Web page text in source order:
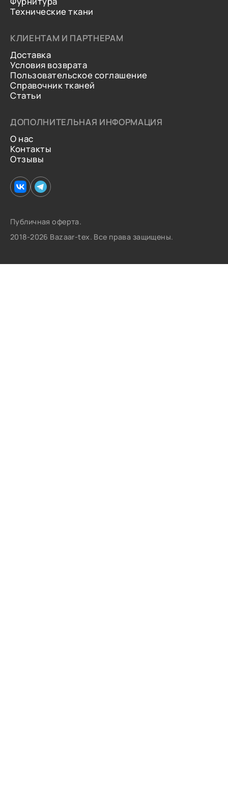
Технические ткани
КЛИЕНТАМ И ПАРТНЕРАМ
Доставка
Условия возврата
Пользовательское соглашение
Справочник тканей
Статьи
ДОПОЛНИТЕЛЬНАЯ ИНФОРМАЦИЯ
О нас
Контакты
Отзывы
Публичная оферта.
2018-2026 Bazaar-tex. Все права защищены.